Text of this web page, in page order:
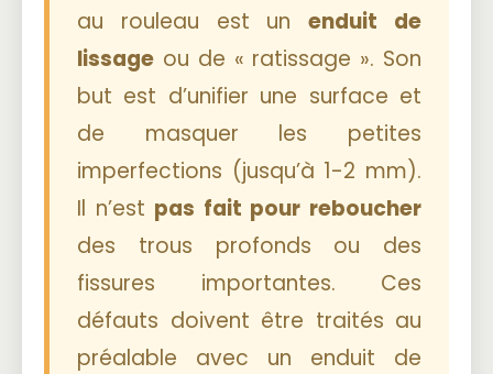
au rouleau est unenduit de
lissage ou de « ratissage ». Son
but est d’unifier une surface et
de masquer les petites
imperfections (jusqu’à 1-2 mm).
Il n’est pas fait pour reboucher
des trous profonds ou des
fissures importantes. Ces
défauts doivent être traités au
préalable avec un enduit de